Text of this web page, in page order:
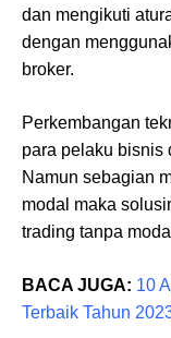
dan mengikuti
dengan
broker.
Perkembangan
para pelaku bisnis
Namun sebagian
modal maka
trading tanpa
BACA JUGA: 10
Terbaik Tahun